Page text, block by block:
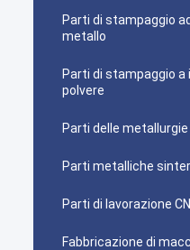
Parti di stampaggio
metallo
Parti di stampaggio a
polvere
Parti delle metallurgie
Parti metalliche
Parti di lavorazione
Fabbricazione di